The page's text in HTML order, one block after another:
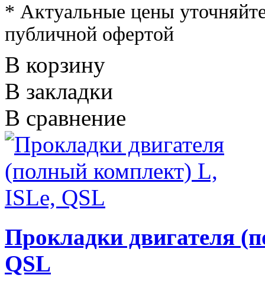
* Актуальные цены
публичной офертой
В корзину
В закладки
В сравнение
Прокладки двигателя
QSL